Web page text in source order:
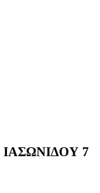
ΙΑΣΩΝΙΔΟΥ 7